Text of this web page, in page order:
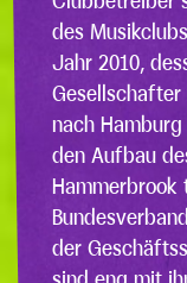
des
Jahr 2010,
nach
den Aufbau
der